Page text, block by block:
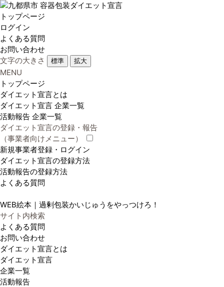
トップページ
ログイン
よくある質問
お問い合わせ
文字の大きさ
標準 拡大
MENU
トップページ
ダイエット宣言とは
ダイエット宣言 企業一覧
活動報告 企業一覧
ダイエット宣言の登録・報告
（事業者向けメニュー）
新規事業者登録・ログイン
ダイエット宣言の登録方法
活動報告の登録方法
よくある質問
WEB絵本｜過剰包装かいじゅうをやっつけろ！
サイト内検索
よくある質問
お問い合わせ
ダイエット宣言とは
ダイエット宣言
企業一覧
活動報告